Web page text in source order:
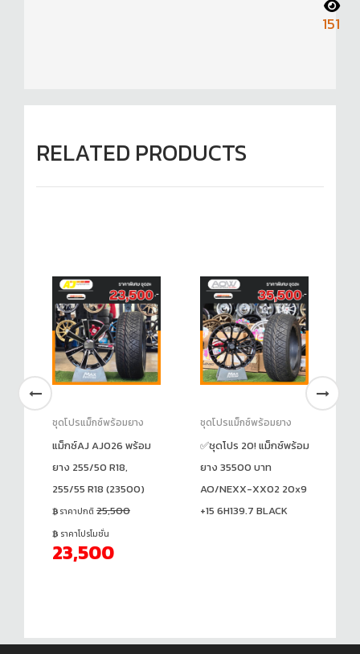
151
RELATED PRODUCTS
ชุดโปรแม็กซ์พร้อมยาง
แม็กซ์AJ AJ026 พร้อม
ยาง 255/50 R18,
255/55 R18 (23500)
ราคาปกติ 25,500
ราคาโปรโมชั่น
23,500
ชุดโปรแม็กซ์พร้อมยาง
✅ชุดโปร 20! แม็กซ์พร้อม
ยาง 35500 บาท
AO/NEXX-XX02 20x9
+15 6H139.7 BLACK